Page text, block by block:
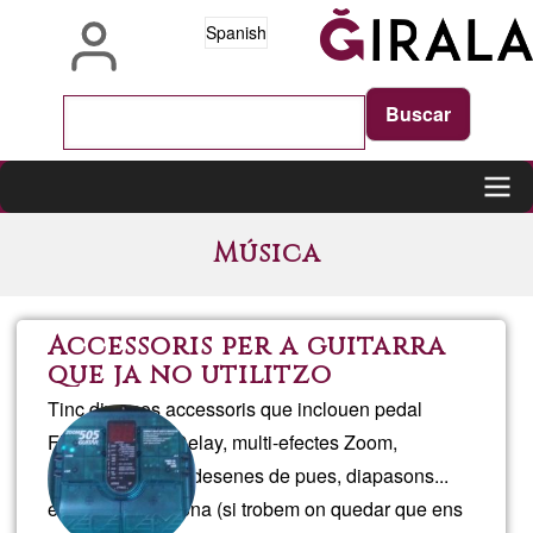
Spanish
Música
Accessoris per a guitarra
que ja no utilitzo
Tinc diversos accessoris que inclouen pedal
Flanger, pedal Delay, multi-efectes Zoom,
metrònom, slide, desenes de pues, diapasons...
entrega en persona (si trobem on quedar que ens